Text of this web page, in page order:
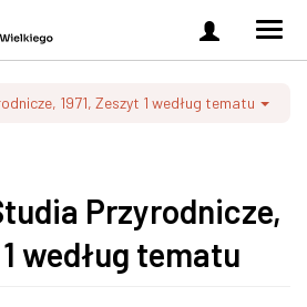
Zaloguj
się
1971, Zeszyt 1 według tematu
Przyrodnicze,
według tematu